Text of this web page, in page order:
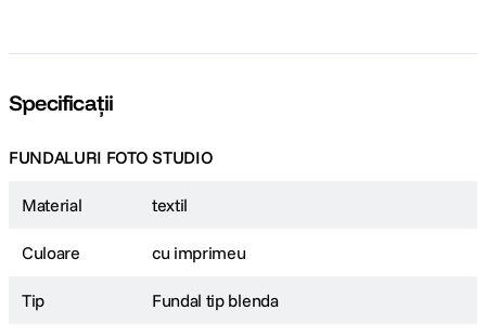
Specificații
FUNDALURI FOTO STUDIO
Material textil
Culoare cu imprimeu
Tip Fundal tip blenda